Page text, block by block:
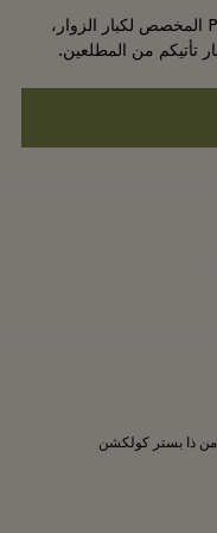
يمكنكم التسجيل في برنامج المزايا Privilege المخصص لكبار الزوار،
تأتيكم من المطلعين.